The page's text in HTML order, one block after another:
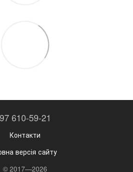
610-59-21
Контакти
версія сайту
© 2017—2026